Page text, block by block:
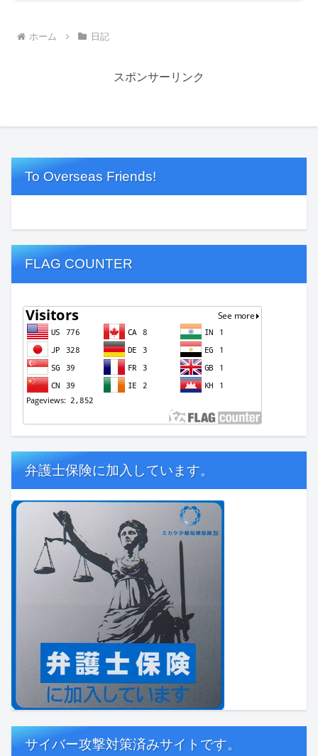
ホーム 日記
スポンサーリンク
To Overseas Friends!
FLAG COUNTER
弁護士保険に加入しています。
サイバー攻撃対策済みサイトです。